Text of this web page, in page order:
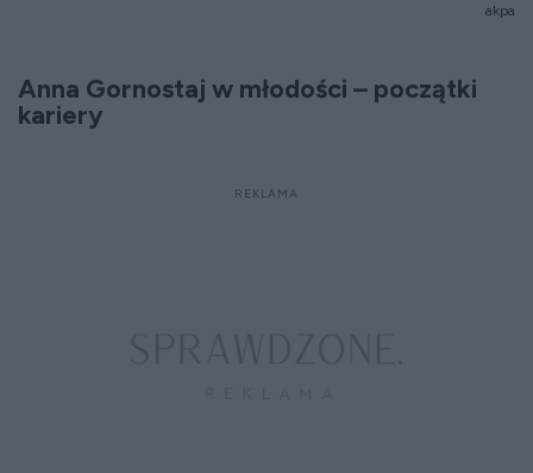
akpa
Anna Gornostaj w młodości – początki
kariery